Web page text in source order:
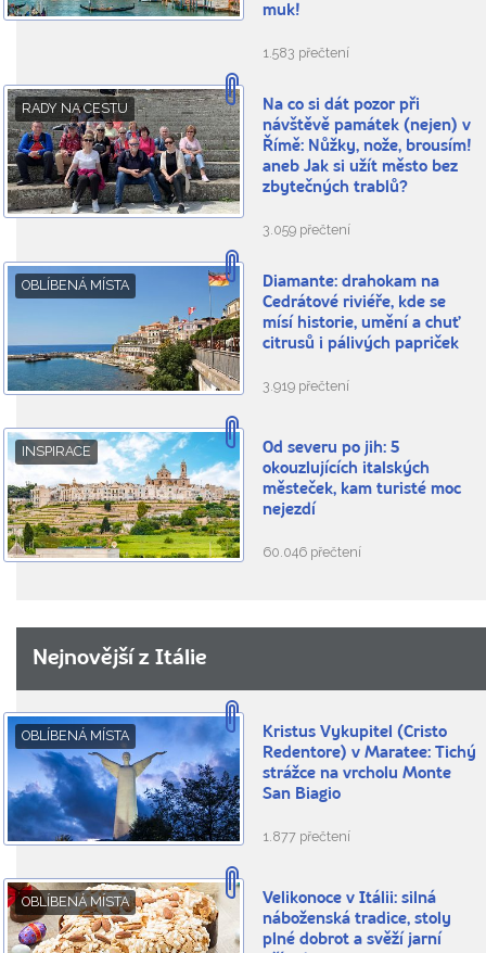
muk!
1.583 přečtení
RADY NA CESTU
Na co si dát pozor při
návštěvě památek (nejen) v
Římě: Nůžky, nože, brousím!
aneb Jak si užít město bez
zbytečných trablů?
3.059 přečtení
OBLÍBENÁ MÍSTA
Diamante: drahokam na
Cedrátové riviéře, kde se
mísí historie, umění a chuť
citrusů i pálivých papriček
3.919 přečtení
INSPIRACE
Od severu po jih: 5
okouzlujících italských
městeček, kam turisté moc
nejezdí
60.046 přečtení
Nejnovější z Itálie
OBLÍBENÁ MÍSTA
Kristus Vykupitel (Cristo
Redentore) v Maratee: Tichý
strážce na vrcholu Monte
San Biagio
1.877 přečtení
OBLÍBENÁ MÍSTA
Velikonoce v Itálii: silná
náboženská tradice, stoly
plné dobrot a svěží jarní